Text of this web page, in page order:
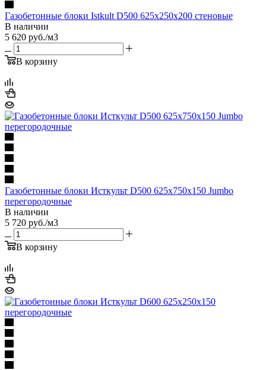
Газобетонные блоки Istkult D500 625х250х200 стеновые
В наличии
5 620 руб./м3
В корзину
Газобетонные блоки Исткульт D500 625х750х150 Jumbo
перегородочные
В наличии
5 720 руб./м3
В корзину